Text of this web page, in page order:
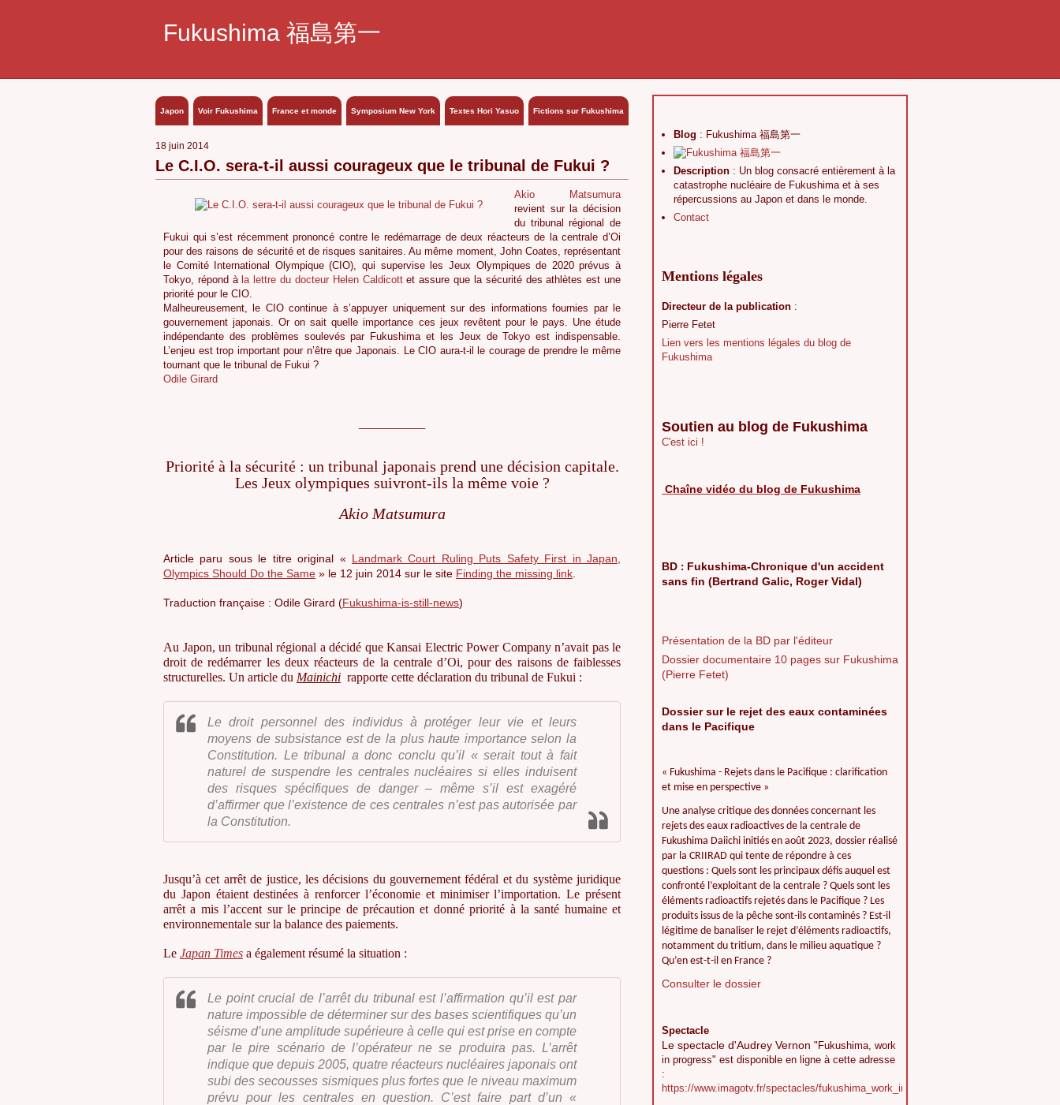
Fukushima 福島第一
Japon Voir Fukushima France et monde Symposium New York Textes Hori Yasuo Fictions sur Fukushima
18 juin 2014
Le C.I.O. sera-t-il aussi courageux que le tribunal de Fukui ?
Akio Matsumura
revient sur la décision
du tribunal régional de
Fukui qui s’est récemment prononcé contre le redémarrage de deux réacteurs de la centrale d’Oi
pour des raisons de sécurité et de risques sanitaires. Au même moment, John Coates, représentant
le Comité International Olympique (CIO), qui supervise les Jeux Olympiques de 2020 prévus à
Tokyo, répond à la lettre du docteur Helen Caldicottet assure que la sécurité des athlètes est une
priorité pour le CIO.
Malheureusement, le CIO continue à s’appuyer uniquement sur des informations fournies par le
gouvernement japonais. Or on sait quelle importance ces jeux revêtent pour le pays. Une étude
indépendante des problèmes soulevés par Fukushima et les Jeux de Tokyo est indispensable.
L’enjeu est trop important pour n’être que Japonais. Le CIO aura-t-il le courage de prendre le même
tournant que le tribunal de Fukui ?
Odile Girard
Priorité à la sécurité : un tribunal japonais prend une décision capitale.
Les Jeux olympiques suivront-ils la même voie ?
Akio Matsumura
Article paru sous le titre original « Landmark Court Ruling Puts Safety First in Japan,
Olympics Should Do the Same » le 12 juin 2014 sur le site Finding the missing link
Traduction française : Odile Girard (Fukushima-is-still-news)
Au Japon, un tribunal régional a décidé que Kansai Electric Power Company n’avait pas le
droit de redémarrer les deux réacteurs de la centrale d’Oi, pour des raisons de faiblesses
structurelles. Un article du Mainichi rapporte cette déclaration du tribunal de Fukui :
Le droit personnel des individus à protéger leur vie et leurs
moyens de subsistance est de la plus haute importance selon la
Constitution. Le tribunal a donc conclu qu’il « serait tout à fait
naturel de suspendre les centrales nucléaires si elles induisent
des risques spécifiques de danger – même s’il est exagéré
d’affirmer que l’existence de ces centrales n’est pas autorisée par
la Constitution.
Jusqu’à cet arrêt de justice, les décisions du gouvernement fédéral et du système juridique
du Japon étaient destinées à renforcer l’économie et minimiser l’importation. Le présent
arrêt a mis l’accent sur le principe de précaution et donné priorité à la santé humaine et
environnementale sur la balance des paiements.
Le Japan Times a également résumé la situation :
Le point crucial de l’arrêt du tribunal est l’affirmation qu’il est par
nature impossible de déterminer sur des bases scientifiques qu’un
séisme d’une amplitude supérieure à celle qui est prise en compte
par le pire scénario de l’opérateur ne se produira pas. L’arrêt
indique que depuis 2005, quatre réacteurs nucléaires japonais ont
subi des secousses sismiques plus fortes que le niveau maximum
prévu pour les centrales en question. C’est faire part d’un «
Blog : Fukushima 福島第一
Description : Un blog consacré entièrement à la
catastrophe nucléaire de Fukushima et à ses
répercussions au Japon et dans le monde.
Contact
Mentions légales
Directeur de la publication :
Pierre Fetet
Lien vers les mentions légales du blog de
Fukushima
Soutien au blog de Fukushima
C'est ici !
Chaîne vidéo du blog de Fukushima
BD : Fukushima-Chronique d'un accident
sans fin (Bertrand Galic, Roger Vidal)
Présentation de la BD par l'éditeur
Dossier documentaire 10 pages sur Fukushima
(Pierre Fetet)
Dossier sur le rejet des eaux contaminées
dans le Pacifique
« Fukushima - Rejets dans le Pacifique : clarification
et mise en perspective »
Une analyse critique des données concernant les
rejets des eaux radioactives de la centrale de
Fukushima Daiichi initiés en août 2023, dossier réalisé
par la CRIIRAD qui tente de répondre à ces
questions : Quels sont les principaux défis auquel est
confronté l’exploitant de la centrale ? Quels sont les
éléments radioactifs rejetés dans le Pacifique ? Les
produits issus de la pêche sont-ils contaminés ? Est-il
légitime de banaliser le rejet d’éléments radioactifs,
notamment du tritium, dans le milieu aquatique ?
Qu’en est-t-il en France ?
Consulter le dossier
Spectacle
Le spectacle d'Audrey Vernon "Fukushima, work
in progress" est disponible en ligne à cette adresse
:
https://www.imagotv.fr/spectacles/fukushima_work_in_progress